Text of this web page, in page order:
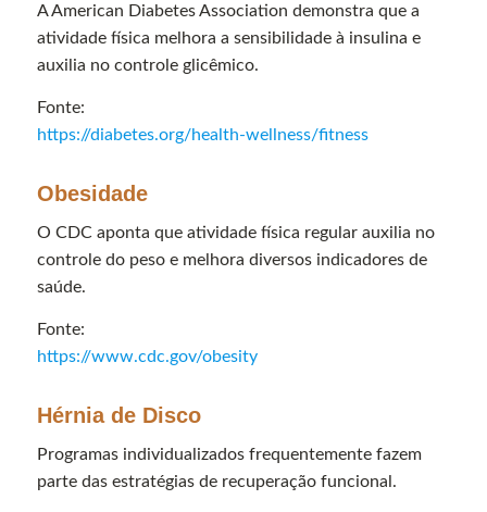
A American Diabetes Association demonstra que a
atividade física melhora a sensibilidade à insulina e
auxilia no controle glicêmico.
Fonte:
https://diabetes.org/health-wellness/fitness
Obesidade
O CDC aponta que atividade física regular auxilia no
controle do peso e melhora diversos indicadores de
saúde.
Fonte:
https://www.cdc.gov/obesity
Hérnia de Disco
Programas individualizados frequentemente fazem
parte das estratégias de recuperação funcional.